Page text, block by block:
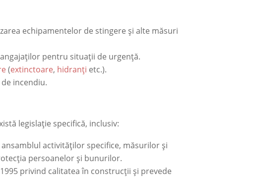
echipamentelor de stingere și alte măsuri
pentru situații de urgență.
(extinctoare, hidranți etc.).
incendiu.
legislație specifică, inclusiv:
activităților specifice, măsurilor și
persoanelor și bunurilor.
privind calitatea în construcții și prevede